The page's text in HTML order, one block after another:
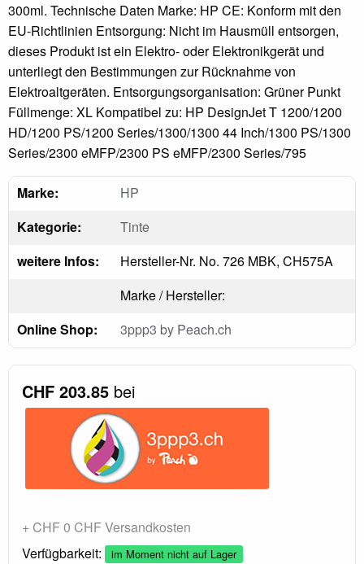
300ml. Technische Daten Marke: HP CE: Konform mit den
EU-Richtlinien Entsorgung: Nicht im Hausmüll entsorgen,
dieses Produkt ist ein Elektro- oder Elektronikgerät und
unterliegt den Bestimmungen zur Rücknahme von
Elektroaltgeräten. Entsorgungsorganisation: Grüner Punkt
Füllmenge: XL Kompatibel zu: HP DesignJet T 1200/1200
HD/1200 PS/1200 Series/1300/1300 44 Inch/1300 PS/1300
Series/2300 eMFP/2300 PS eMFP/2300 Series/795
Marke:
HP
Kategorie:
Tinte
weitere Infos:
Hersteller-Nr. No. 726 MBK, CH575A
Marke / Hersteller:
Online Shop:
3ppp3 by Peach.ch
CHF 203.85 bei
+ CHF 0 CHF Versandkosten
Verfügbarkeit:
im Moment nicht auf Lager